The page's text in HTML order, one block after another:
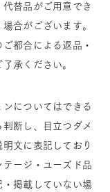
替品がご用意でき
合がございます。
都合による返品・
承ください。
についてはできる
断し、目立つダメ
文に表記しており
ージ・ユーズド品
掲載していない場